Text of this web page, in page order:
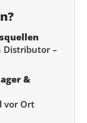
Distributor –
&
vor Ort